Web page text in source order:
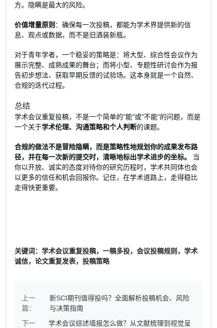
方。隐瞒是最大的风险。
价值增量原则 ：确保每一次投稿，都能为学术界提供新的信
息、观点或数据，而不是旧酒装新瓶。
对于青年学者，一个稳妥的策略是：将大型、综合性会议作为
展示完整、成熟成果的舞台；而将小型、专题性研讨会作为报
告初步想法、获取早期反馈的试验场。这本身就是一个自然、
合规的迭代过程。
总结
学术会议重复投稿，不是一个简单的“能”或“不能”的问题，而是
一个关于学术伦理、沟通策略和个人判断的课题。
合规的做法不是冒险隐瞒，而是策略性地规划你的成果发布路
径，并在每一次新的提交时，清晰地标出学术进步的坐标。
当
你以开放、诚实的态度对待你的研究历程时，学术共同体也会
以更多的信任和机会回报你。记住，在学术道路上，走得稳比
走得快更重要。
关键词：学术会议重复投稿，一稿多投，会议投稿规则，学术
诚信，论文重复发表，投稿策略
上一
篇：
新SCI期刊值得投吗？全面解析投稿机会、风险
与决策指南
下一
学术会议综述墙报怎么做？从文献梳理到视觉呈